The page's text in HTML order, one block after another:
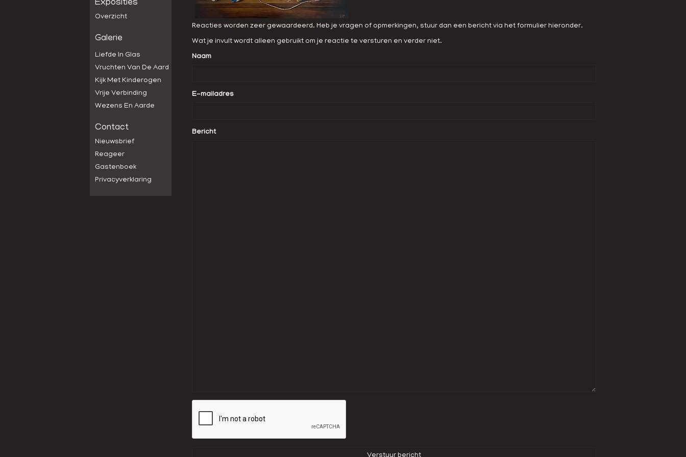
Reacties worden zeer gewaardeerd. Heb je vragen of opmerkingen, stuur dan een bericht via het formulier hieronder.
Wat je invult wordt alleen gebruikt om je reactie te versturen en verder niet.
Naam
E-mailadres
Bericht
Exposities
Overzicht
Galerie
Liefde In Glas
Vruchten Van De Aard
Kijk Met Kinderogen
Vrije Verbinding
Wezens En Aarde
Contact
Nieuwsbrief
Reageer
Gastenboek
Privacyverklaring